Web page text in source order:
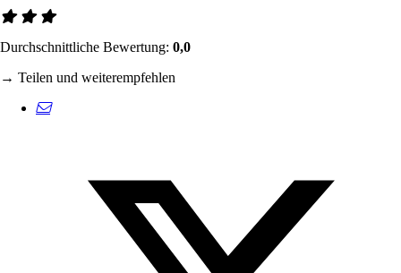
Durchschnittliche Bewertung: 0,0
→ Teilen und weiterempfehlen